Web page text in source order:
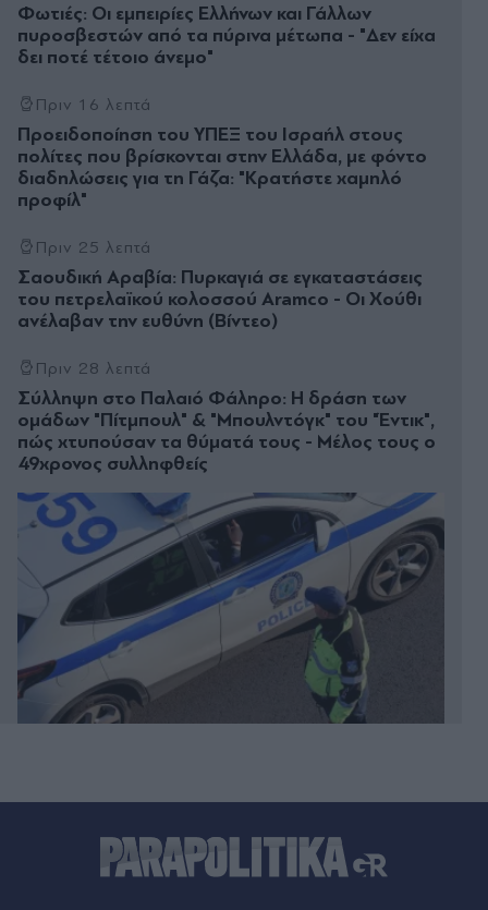
Φωτιές: Οι εμπειρίες Ελλήνων και Γάλλων
πυροσβεστών από τα πύρινα μέτωπα - "Δεν είχα
δει ποτέ τέτοιο άνεμο"
Πριν 16 λεπτά
Προειδοποίηση του ΥΠΕΞ του Ισραήλ στους
πολίτες που βρίσκονται στην Ελλάδα, με φόντο
διαδηλώσεις για τη Γάζα: "Κρατήστε χαμηλό
προφίλ"
Πριν 25 λεπτά
Σαουδική Αραβία: Πυρκαγιά σε εγκαταστάσεις
του πετρελαϊκού κολοσσού Aramco - Οι Χούθι
ανέλαβαν την ευθύνη (Βίντεο)
Πριν 28 λεπτά
Σύλληψη στο Παλαιό Φάληρο: Η δράση των
ομάδων "Πίτμπουλ" & "Μπουλντόγκ" του "Έντικ",
πώς χτυπούσαν τα θύματά τους - Μέλος τους ο
49χρονος συλληφθείς
για να μην επιστρέψουν γρήγορα
Πριν 32 λεπτά